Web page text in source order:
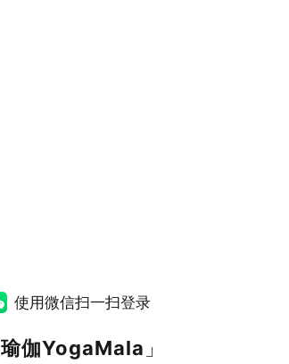
使用微信扫一扫登录
瑜伽YogaMala 」